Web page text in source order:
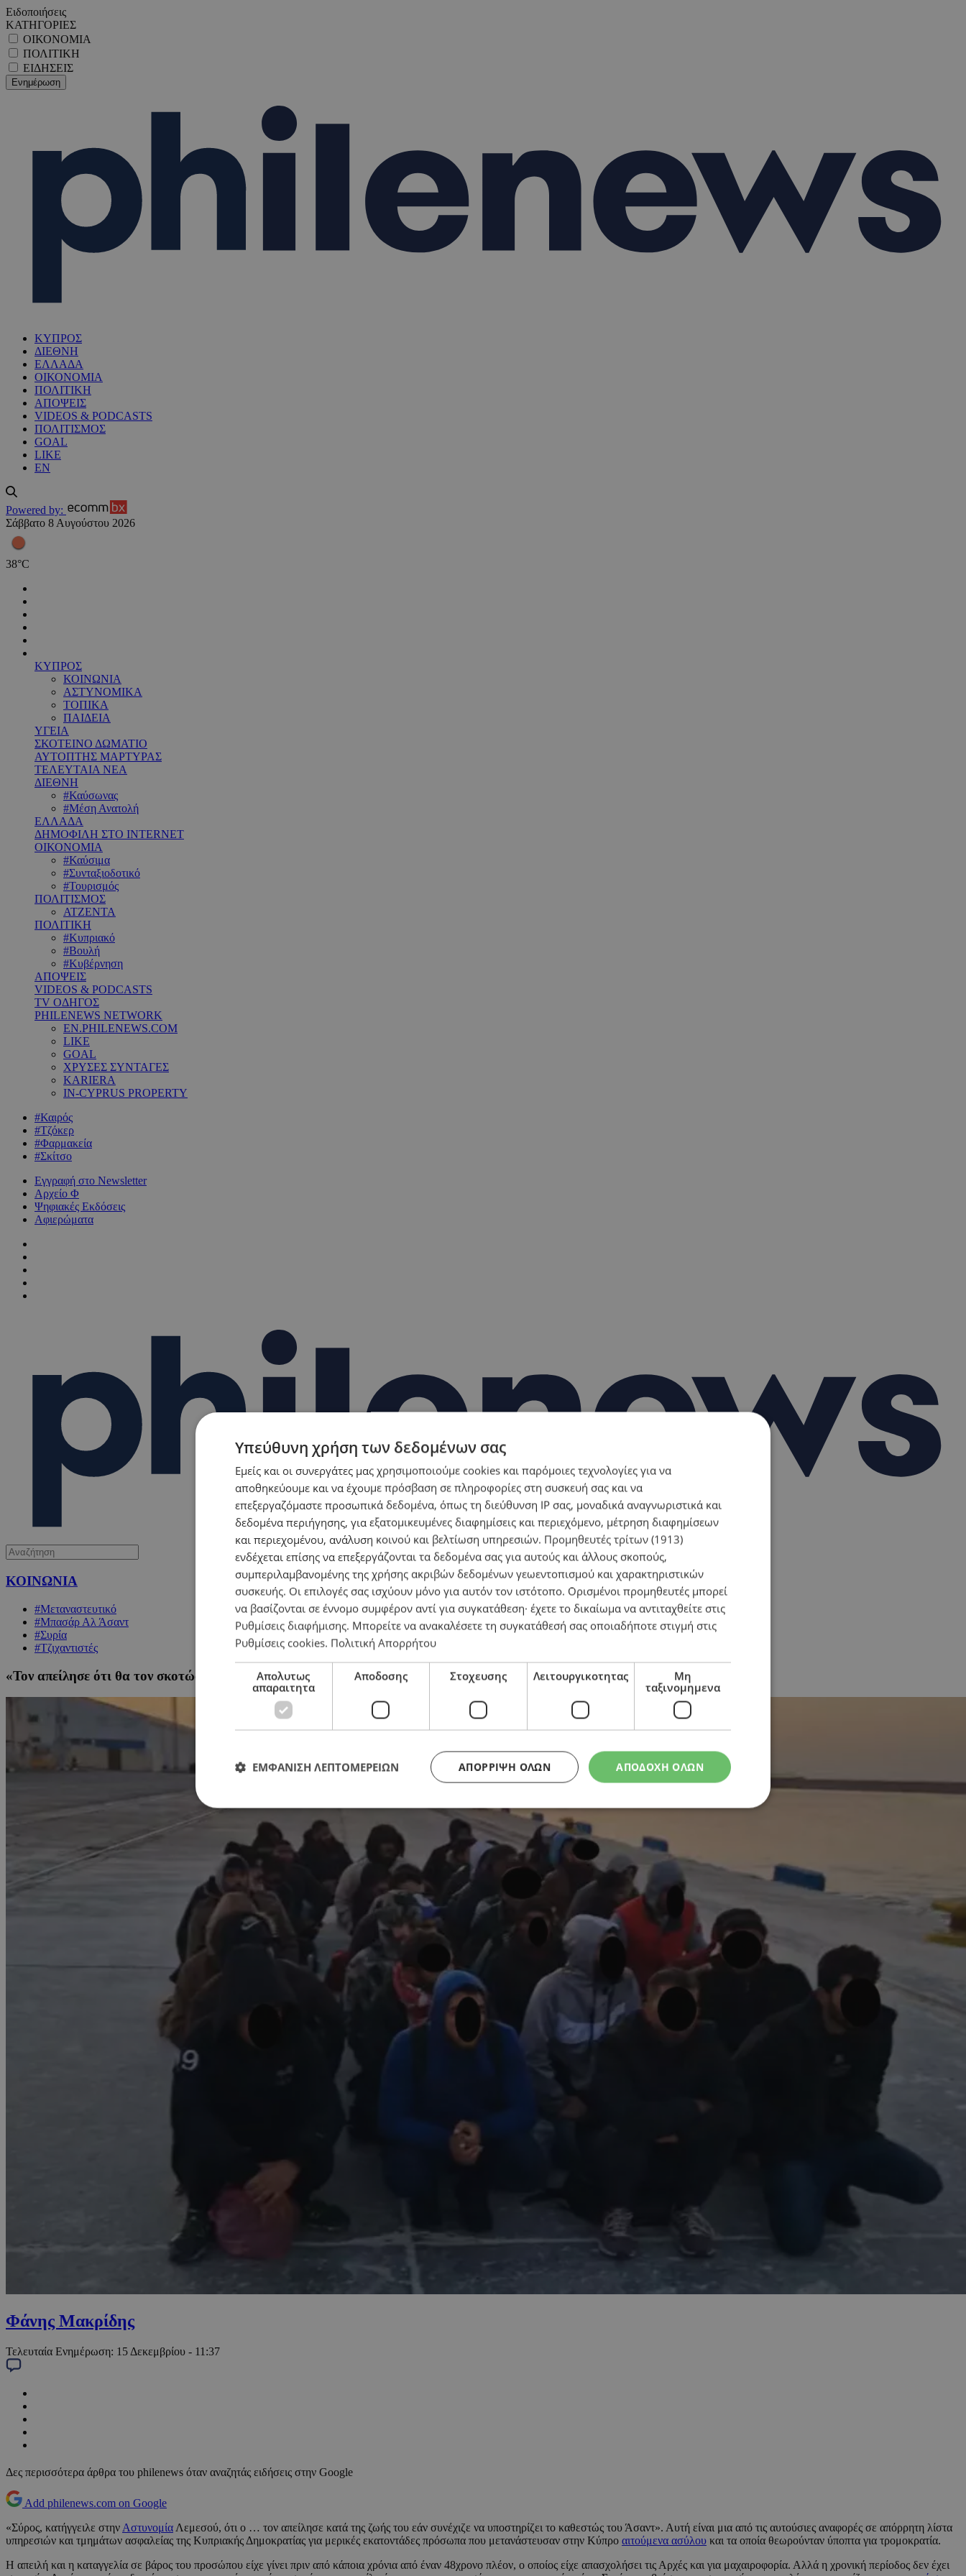
Ειδοποιήσεις
ΚΑΤΗΓΟΡΙΕΣ
ΟΙΚΟΝΟΜΙΑ
ΠΟΛΙΤΙΚΗ
ΕΙΔΗΣΕΙΣ
ΚΥΠΡΟΣ
ΔΙΕΘΝΗ
ΕΛΛΑΔΑ
ΟΙΚΟΝΟΜΙΑ
ΠΟΛΙΤΙΚΗ
ΑΠΟΨΕΙΣ
VIDEOS & PODCASTS
ΠΟΛΙΤΙΣΜΟΣ
GOAL
LIKE
EN
Powered by:
Σάββατο 8 Αυγούστου 2026
38°C
ΚΥΠΡΟΣ
ΚΟΙΝΩΝΙΑ
ΑΣΤΥΝΟΜΙΚΑ
ΤΟΠΙΚΑ
ΠΑΙΔΕΙΑ
ΥΓΕΙΑ
ΣΚΟΤΕΙΝΟ ΔΩΜΑΤΙΟ
ΑΥΤΟΠΤΗΣ ΜΑΡΤΥΡΑΣ
ΤΕΛΕΥΤΑΙΑ ΝΕΑ
ΔΙΕΘΝΗ
#Καύσωνας
#Μέση Ανατολή
ΕΛΛΑΔΑ
ΔΗΜΟΦΙΛΗ ΣΤΟ INTERNET
ΟΙΚΟΝΟΜΙΑ
#Καύσιμα
#Συνταξιοδοτικό
#Τουρισμός
ΠΟΛΙΤΙΣΜΟΣ
ΑΤΖΕΝΤΑ
ΠΟΛΙΤΙΚΗ
#Κυπριακό
#Βουλή
#Κυβέρνηση
ΑΠΟΨΕΙΣ
VIDEOS & PODCASTS
TV ΟΔΗΓΟΣ
PHILENEWS NETWORK
EN.PHILENEWS.COM
LIKE
GOAL
ΧΡΥΣΕΣ ΣΥΝΤΑΓΕΣ
KARIERA
IN-CYPRUS PROPERTY
#Καιρός
#Τζόκερ
#Φαρμακεία
#Σκίτσο
Εγγραφή στο Newsletter
Αρχείο Φ
Ψηφιακές Εκδόσεις
Αφιερώματα
ΚΟΙΝΩΝΙΑ
#Μεταναστευτικό
#Μπασάρ Αλ Άσαντ
#Συρία
#Τζιχαντιστές
«Τον απείλησε ότι θα τον σκοτώσει αν συνεχίσει να υποστηρίζει τον Άσαντ»
Φάνης Μακρίδης
Τελευταία Ενημέρωση: 15 Δεκεμβρίου - 11:37
Δες περισσότερα άρθρα του philenews όταν αναζητάς ειδήσεις στην Google
Add philenews.com on Google
«Σύρος, κατήγγειλε στην Αστυνομία Λεμεσού, ότι ο … τον απείλησε κατά της ζωής του εάν συνέχιζε να υποστηρίζει το καθεστώς του Άσαντ». Αυτή είναι μια από τις αυτούσιες αναφορές σε απόρρητη λίστα
υπηρεσιών και τμημάτων ασφαλείας της Κυπριακής Δημοκρατίας για μερικές εκατοντάδες πρόσωπα που μετανάστευσαν στην Κύπρο αιτούμενα ασύλου και τα οποία θεωρούνταν ύποπτα για τρομοκρατία.
Η απειλή και η καταγγελία σε βάρος του προσώπου είχε γίνει πριν από κάποια χρόνια από έναν 48χρονο πλέον, ο οποίος είχε απασχολήσει τις Αρχές και για μαχαιροφορία. Αλλά η χρονική περίοδος δεν έχει
Υπεύθυνη χρήση των δεδομένων σας
Εμείς και οι συνεργάτες μας χρησιμοποιούμε cookies και παρόμοιες τεχνολογίες για να
αποθηκεύουμε και να έχουμε πρόσβαση σε πληροφορίες στη συσκευή σας και να
επεξεργαζόμαστε προσωπικά δεδομένα, όπως τη διεύθυνση IP σας, μοναδικά αναγνωριστικά και
δεδομένα περιήγησης, για εξατομικευμένες διαφημίσεις και περιεχόμενο, μέτρηση διαφημίσεων
και περιεχομένου, ανάλυση κοινού και βελτίωση υπηρεσιών. Προμηθευτές τρίτων (1913)
ενδέχεται επίσης να επεξεργάζονται τα δεδομένα σας για αυτούς και άλλους σκοπούς,
συμπεριλαμβανομένης της χρήσης ακριβών δεδομένων γεωεντοπισμού και χαρακτηριστικών
συσκευής. Οι επιλογές σας ισχύουν μόνο για αυτόν τον ιστότοπο. Ορισμένοι προμηθευτές μπορεί
να βασίζονται σε έννομο συμφέρον αντί για συγκατάθεση· έχετε το δικαίωμα να αντιταχθείτε στις
Ρυθμίσεις διαφήμισης. Μπορείτε να ανακαλέσετε τη συγκατάθεσή σας οποιαδήποτε στιγμή στις
Ρυθμίσεις cookies. Πολιτική Απορρήτου
Απολυτως
απαραιτητα
Αποδοσης Στοχευσης Λειτουργικοτητας
Μη
ταξινομημενα
ΑΠΟΔΟΧΗ ΟΛΩΝ
ΑΠΌΡΡΙΨΗ ΌΛΩΝ
ΕΜΦΑΝΙΣΗ ΛΕΠΤΟΜΕΡΕΙΩΝ